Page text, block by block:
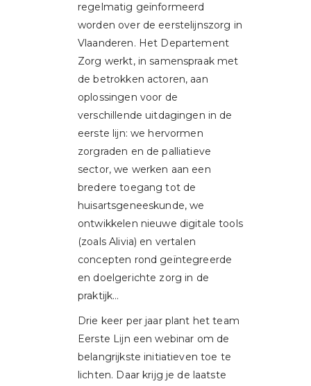
regelmatig geïnformeerd
worden over de eerstelijnszorg in
Vlaanderen. Het Departement
Zorg werkt, in samenspraak met
de betrokken actoren, aan
oplossingen voor de
verschillende uitdagingen in de
eerste lijn: we hervormen
zorgraden en de palliatieve
sector, we werken aan een
bredere toegang tot de
huisartsgeneeskunde, we
ontwikkelen nieuwe digitale tools
(zoals Alivia) en vertalen
concepten rond geïntegreerde
en doelgerichte zorg in de
praktijk…
Drie keer per jaar plant het team
Eerste Lijn een webinar om de
belangrijkste initiatieven toe te
lichten. Daar krijg je de laatste